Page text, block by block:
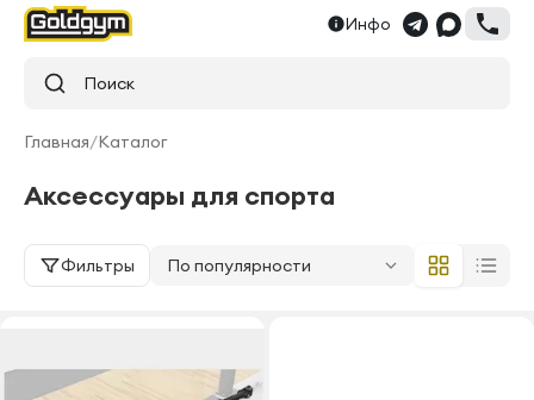
Инфо
Поиск
Главная/Каталог
Аксессуары для спорта
Фильтры